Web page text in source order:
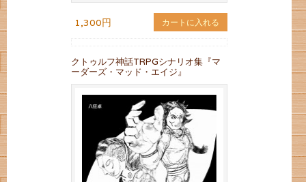
1,300円 カートに入れる
クトゥルフ神話TRPGシナリオ集『マ
ーダーズ・マッド・エイジ』